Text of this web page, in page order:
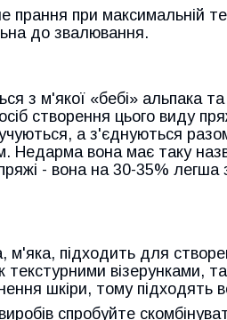
прання при максимальній
до звалювання.
з м'якої «бебі» альпака
створення цього виду
а з'єднуються
Недарма вона має таку
- вона на 30-35% легша
м'яка, підходить для
текстурними візерунками,
шкіри, тому підходять
спробуйте